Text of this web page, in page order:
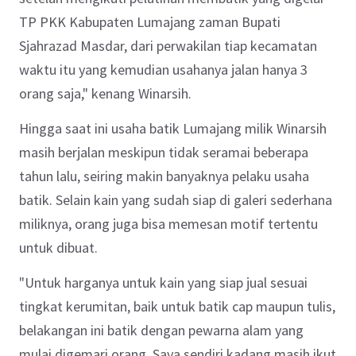
TP PKK Kabupaten Lumajang zaman Bupati
Sjahrazad Masdar, dari perwakilan tiap kecamatan
waktu itu yang kemudian usahanya jalan hanya 3
orang saja," kenang Winarsih.
Hingga saat ini usaha batik Lumajang milik Winarsih
masih berjalan meskipun tidak seramai beberapa
tahun lalu, seiring makin banyaknya pelaku usaha
batik. Selain kain yang sudah siap di galeri sederhana
miliknya, orang juga bisa memesan motif tertentu
untuk dibuat.
"Untuk harganya untuk kain yang siap jual sesuai
tingkat kerumitan, baik untuk batik cap maupun tulis,
belakangan ini batik dengan pewarna alam yang